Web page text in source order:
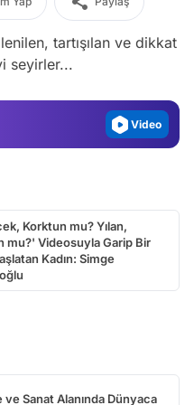
tartışılan ve dikkat
seyirler...
Video
Test
Video
Korktun mu? Yılan,
mu?' Videosuyla Garip Bir
Kadın: Simge
ve Sanat Alanında Dünyaca